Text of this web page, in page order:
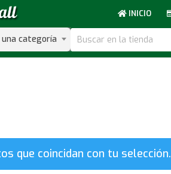
INICIO
una categoría
que coincidan con tu selección.